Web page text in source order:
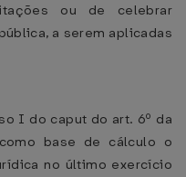
ou de celebrar
a serem aplicadas
I do caput do art. 6º da
base de cálculo o
no último exercício